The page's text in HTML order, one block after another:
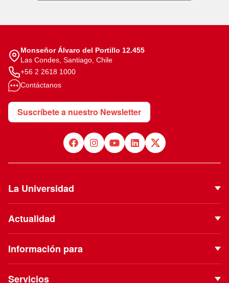
Monseñor Álvaro del Portillo 12.455
Las Condes, Santiago, Chile
+56 2 2618 1000
Contáctanos
Suscríbete a nuestro Newsletter
La Universidad
Proyecto Institucional
Vinculación con el Medio
Actualidad
Podcast
Información para
Servicios